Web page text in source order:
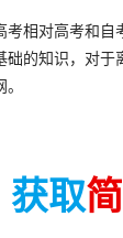
对高考和自
础的知识，对
获取